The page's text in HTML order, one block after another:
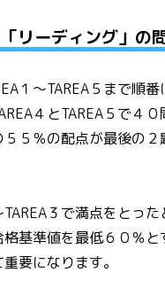
リーディング」の
１～TAREA５まで順
４とTAREA５で４
５５％の配点が最後の
TAREA３で満点をとっ
基準値を最低６０％と
要になります。